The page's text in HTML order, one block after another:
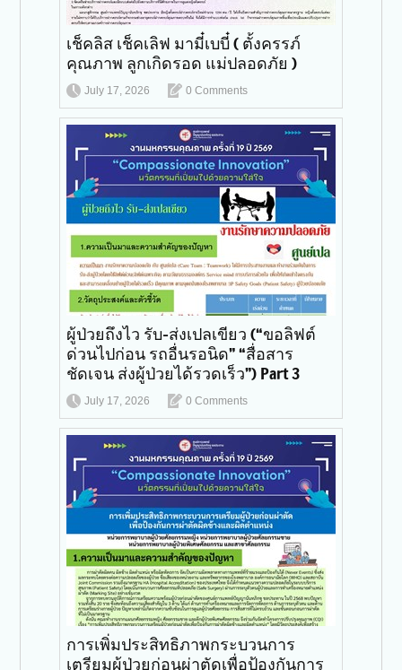
เช็คลิส เช็คเลิฟ มามี๋เบบี๋ ( ตั้งครรภ์
คุณภาพ ลูกเกิดรอด แม่ปลอดภัย )
July 17, 2026 0 Comments
ผู้ป่วยถึงไว รับ-ส่งเปลเขียว (“ขอลิฟต์
ด่วนไปก่อน รถอื่นรอนิด” “สื่อสาร
ชัดเจน ส่งผู้ป่วยได้รวดเร็ว”) Part 3
July 17, 2026 0 Comments
การเพิ่มประสิทธิภาพกระบวนการ
เตรียมผู้ป่วยก่อนผ่าตัดเพื่อป้องกันการ